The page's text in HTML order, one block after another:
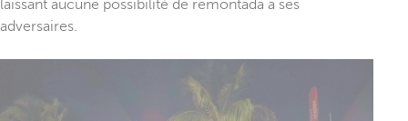
laissant aucune possibilité de remontada à ses
adversaires.